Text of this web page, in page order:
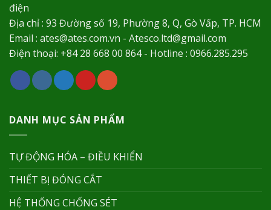
điện
Địa chỉ : 93 Đường số 19, Phường 8, Q, Gò Vấp, TP. HCM
Email : ates@ates.com.vn - Atesco.ltd@gmail.com
Điện thoại: +84 28 668 00 864 - Hotline : 0966.285.295
DANH MỤC SẢN PHẨM
TỰ ĐỘNG HÓA – ĐIỀU KHIỂN
THIẾT BỊ ĐÓNG CẮT
HỆ THỐNG CHỐNG SÉT